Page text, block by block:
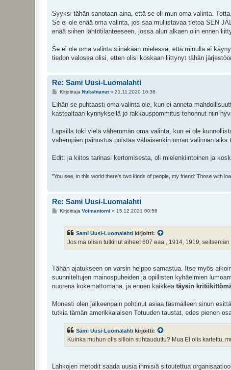
Syyksi tähän sanotaan aina, että se oli mun oma valinta.
Se ei ole enää oma valinta, jos saa mullistavaa tietoa SEN
enää siihen lähtötilanteeseen, jossa alun alkaen olin ennen
Se ei ole oma valinta siinäkään mielessä, että minulla ei
tiedon valossa olisi, etten olisi koskaan liittynyt tähän
Re: Sami Uusi-Luomalahti
V
e
t
Kirjoittaja Nukahtanut» 21.11.2020 16:38
Eihän se puhtaasti oma valinta ole, kun ei anneta
kastealtaan kynnyksellä jo rakkauspommitus tehonnut niin
Lapsilla toki vielä vähemmän oma valinta, kun ei ole
vahempien painostus poistaa vähäisenkin oman valinnan aika
Edit: ja kiitos tarinasi kertomisesta, oli mielenkiintoinen ja
"You see, in this world there's two kinds of people, my friend: Those with
Re: Sami Uusi-Luomalahti
VKirjoittaja Voimantorni » 15.12.2021 00:56
Sami Uusi-Luomalahti kirjoitti:
Jos mä olisin tutkinut aiheet 607 eaa., 1914, 1919,
Tähän ajatukseen on varsin helppo samastua. Itse myös
suunniteltujen mainospuheiden ja opillisten kyhäelmien
nuorena kokemattomana, ja ennen kaikkea täysin
Monesti olen jälkeenpäin pohtinut asiaa täsmälleen sinun
tutkia tämän amerikkalaisen Totuuden taustat, edes pienen
Sami Uusi-Luomalahti kirjoitti:
Kuinka muhun olis silloin suhtauduttu? Mua EI olis kartettu,
Lahkojen metodit saada uusia ihmisiä sitoutettua